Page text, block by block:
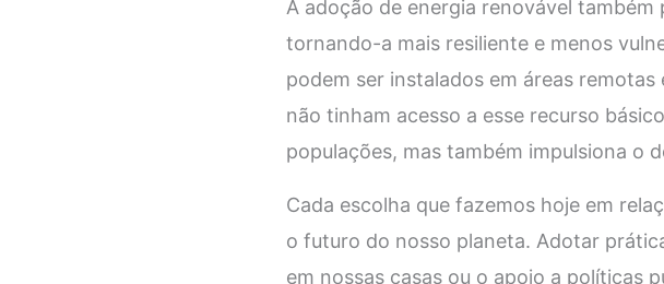
A adoção de energia renovável
tornando-a mais resiliente e menos
podem ser instalados em áreas
não tinham acesso a esse recurso
populações, mas também impulsiona o
Cada escolha que fazemos hoje em
o futuro do nosso planeta. Adotar
em nossas casas ou o apoio a políticas